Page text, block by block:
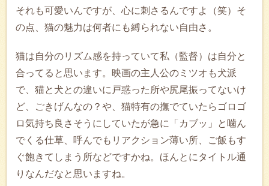
それも可愛いんですが、心に刺さるんですよ（笑）そ
の点、猫の魅力は何者にも縛られない自由さ。
猫は自分のリズム感を持っていて私（監督）は自分と
合ってると思います。映画の主人公のミツオも犬派
で、猫と犬との違いに戸惑った所や尻尾振ってないけ
ど、ごきげんなの？や、猫特有の撫でていたらゴロゴ
ロ気持ち良さそうにしていたが急に「カブッ」と噛ん
でくる仕草、呼んでもリアクション薄い所、ご飯もす
ぐ飽きてしまう所などですかね。ほんとにタイトル通
りなんだなと思いますね。